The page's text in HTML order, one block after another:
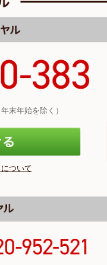
末年始を除く）
ついて